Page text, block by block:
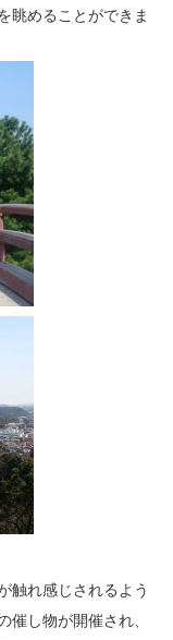
眺めることができま
触れ感じされるよう
催し物が開催され、